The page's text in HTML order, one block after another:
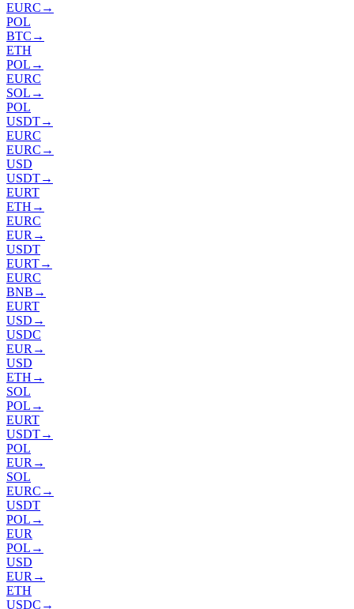
EURC →
POL
BTC →
ETH
POL →
EURC
SOL →
POL
USDT→
EURC
EURC →
USD
USDT→
EURT
ETH →
EURC
EUR →
USDT
EURT→
EURC
BNB →
EURT
USD →
USDC
EUR →
USD
ETH →
SOL
POL →
EURT
USDT→
POL
EUR →
SOL
EURC →
USDT
POL →
EUR
POL →
USD
EUR →
ETH
USDC →